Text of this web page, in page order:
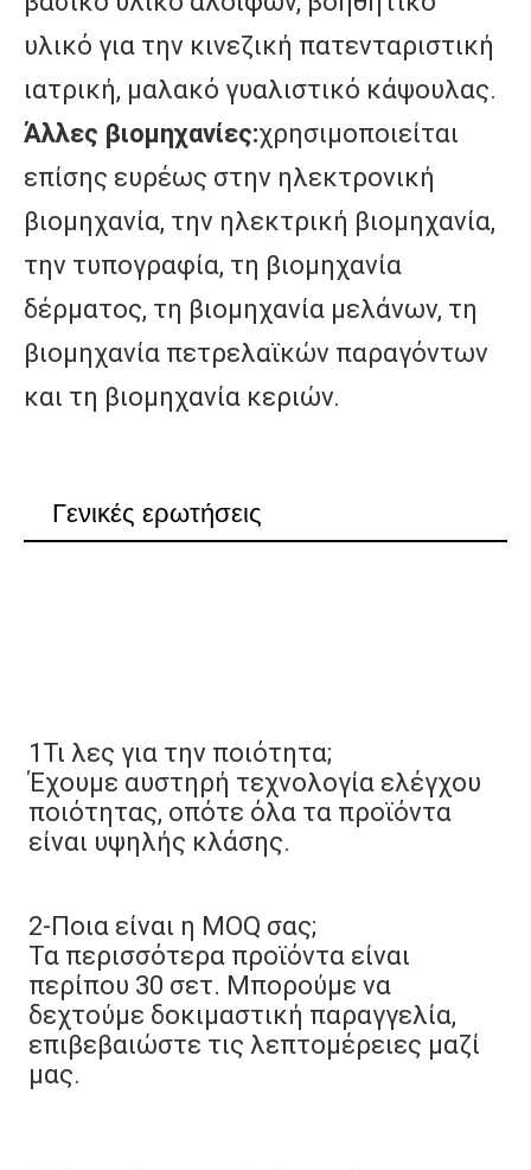
υλικό για την κινεζική πατενταριστική
ιατρική, μαλακό γυαλιστικό κάψουλας.
Άλλες βιομηχανίες:χρησιμοποιείται
επίσης ευρέως στην ηλεκτρονική
βιομηχανία, την ηλεκτρική βιομηχανία,
την τυπογραφία, τη βιομηχανία
δέρματος, τη βιομηχανία μελάνων, τη
βιομηχανία πετρελαϊκών παραγόντων
και τη βιομηχανία κεριών.
Γενικές ερωτήσεις
1Τι λες για την ποιότητα;
Έχουμε αυστηρή τεχνολογία ελέγχου
ποιότητας, οπότε όλα τα προϊόντα
είναι υψηλής κλάσης.
2-Ποια είναι η MOQ σας;
Τα περισσότερα προϊόντα είναι
περίπου 30 σετ. Μπορούμε να
δεχτούμε δοκιμαστική παραγγελία,
επιβεβαιώστε τις λεπτομέρειες μαζί
μας.